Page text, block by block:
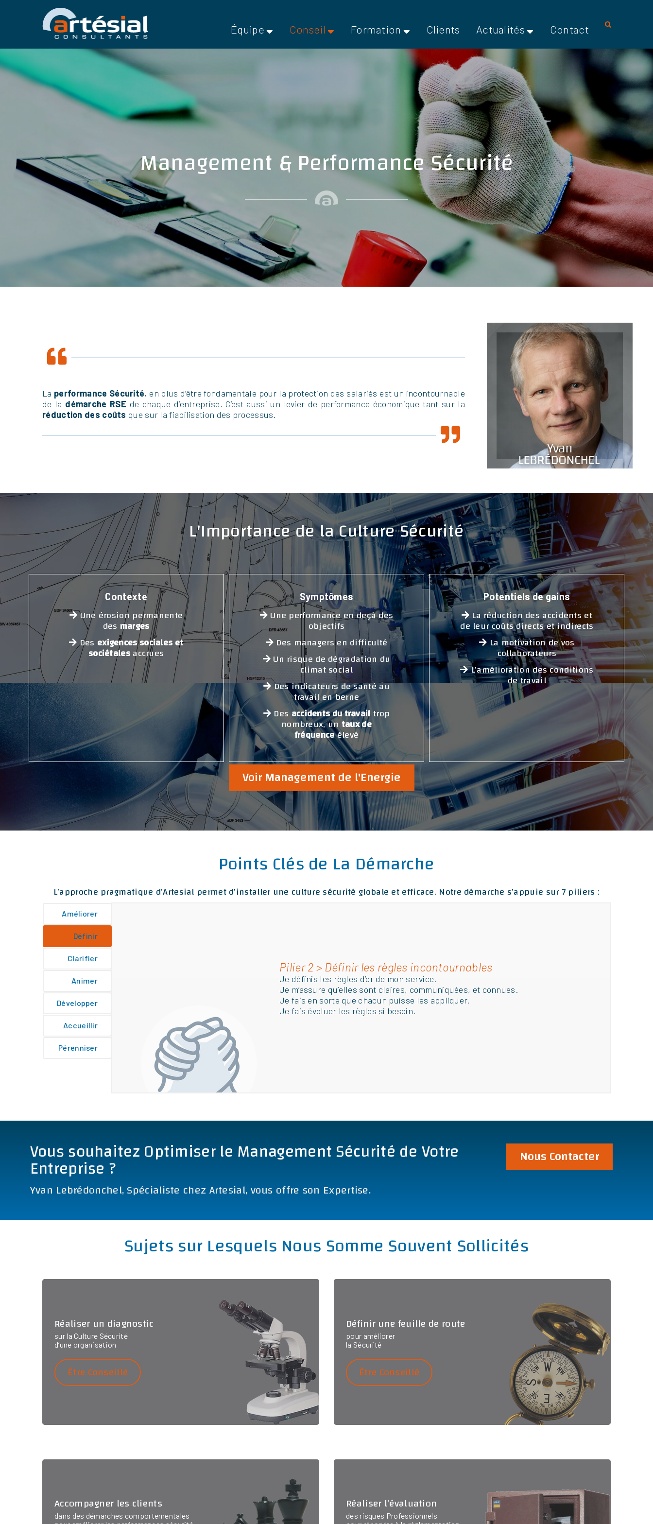
Équipe Conseil Formation Clients Actualités Contact
Management & Performance Sécurité
La performance Sécurité, en plus d’être fondamentale pour la protection des salariés est un incontournable
de la démarche RSE de chaque d’entreprise. C’est aussi un levier de performance économique tant sur la
réduction des coûts que sur la fiabilisation des processus.
L'Importance de la Culture Sécurité
Contexte
Une érosion permanente
des marges
Des exigences sociales et
sociétalesaccrues
Symptômes
Une performance en deçà des
objectifs
Des managers en difficulté
Un risque de dégradation du
climat social
Des indicateurs de santé au
travail en berne
Desaccidents du travailtrop
nombreux, untaux de
fréquenceélevé
Potentiels de gains
La réduction des accidents et
de leur coûts directs et indirects
La motivation de vos
collaborateurs
L’amélioration des conditions
de travail
Voir Management de l'Energie
Points Clés de La Démarche
L’approche pragmatique d’Artesial permet d’installer une culture sécurité globale et efficace. Notre démarche s’appuie sur 7 piliers :
Améliorer
Définir
Clarifier
Animer
Développer
Accueillir
Pérenniser
Pilier 2 > Définir les règles incontournables
Je définis les règles d’or de mon service.
Je m’assure qu’elles sont claires, communiquées, et connues.
Je fais en sorte que chacun puisse les appliquer.
Je fais évoluer les règles si besoin.
Vous souhaitez Optimiser le Management Sécurité de Votre
Entreprise ?
Yvan Lebrédonchel, Spécialiste chez Artesial, vous offre son Expertise.
Nous Contacter
Sujets sur Lesquels Nous Somme Souvent Sollicités
Réaliser un diagnostic
sur la Culture Sécurité
d’une organisation
Être Conseillé
Définir une feuille de route
pour améliorer
la Sécurité
Être Conseillé
Accompagner les clients
dans des démarches comportementales
Réaliser l’évaluation
des risques Professionnels